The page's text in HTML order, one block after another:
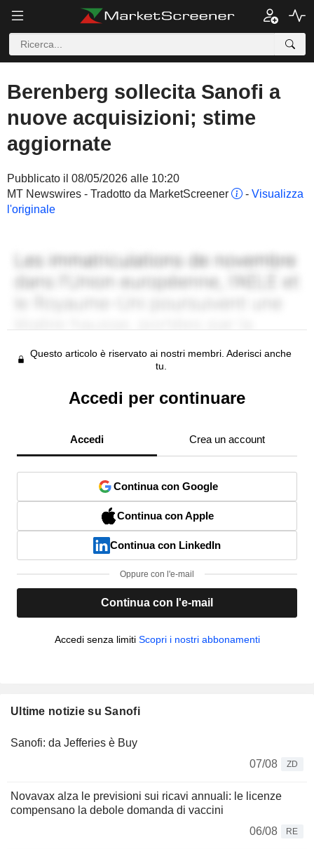
Berenberg sollecita Sanofi a
nuove acquisizioni; stime
aggiornate
Pubblicato il 08/05/2026 alle 10:20
MT Newswires - Tradotto da MarketScreener
- Visualizza
l'originale
Questo articolo è riservato ai nostri membri. Aderisci anche
tu.
Accedi per continuare
Accedi Crea un account
Continua con Google
Continua con Apple
Continua con LinkedIn
Oppure con l'e-mail
Continua con l'e-mail
Accedi senza limiti Scopri i nostri abbonamenti
Ultime notizie su Sanofi
Sanofi: da Jefferies è Buy
07/08
ZD
Novavax alza le previsioni sui ricavi annuali: le licenze
compensano la debole domanda di vaccini
06/08
RE